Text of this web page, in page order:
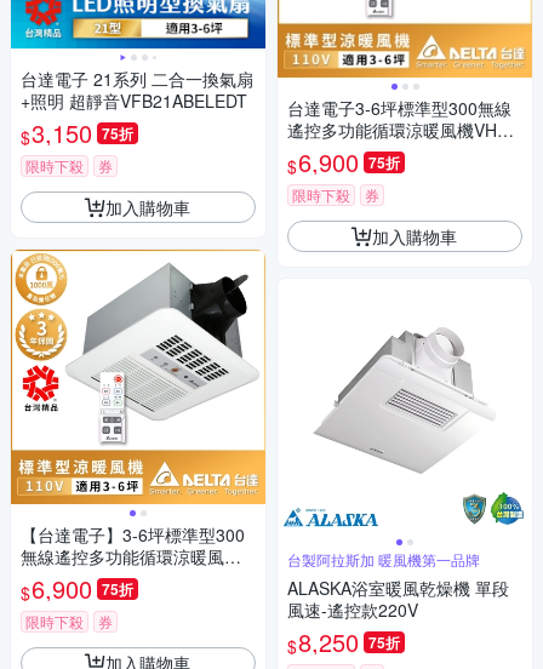
台達電子 21系列 二合一換氣扇
+照明 超靜音VFB21ABELEDT
$3,150 75折
限時下殺 券
加入購物車
【台達電子】3-6坪標準型300
無線遙控多功能循環涼暖風機1
10V/220V
$6,900 75折
限時下殺 券
加入購物車
台達電子3-6坪標準型300無線
遙控多功能循環涼暖風機VHB3
0ACRT-B
$6,900 75折
限時下殺 券
加入購物車
台製阿拉斯加 暖風機第一品牌
ALASKA浴室暖風乾燥機 單段
風速-遙控款220V
$8,250 75折